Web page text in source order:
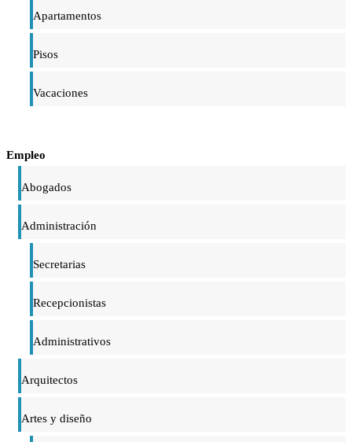
Apartamentos
Pisos
Vacaciones
Empleo
Abogados
Administración
Secretarias
Recepcionistas
Administrativos
Arquitectos
Artes y diseño